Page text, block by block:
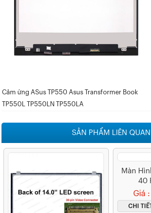
Cảm ứng ASus TP550 Asus Transformer Book
TP550L TP550LN TP550LA
SẢN PHẨM LIÊN QUAN
Màn
40
Giá
CHI